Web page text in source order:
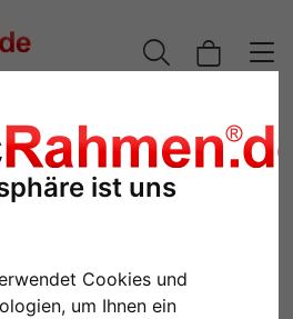
ist uns
Cookies und
um Ihnen ein